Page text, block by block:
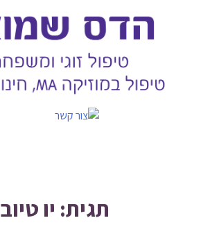
תגית: יו טיוב